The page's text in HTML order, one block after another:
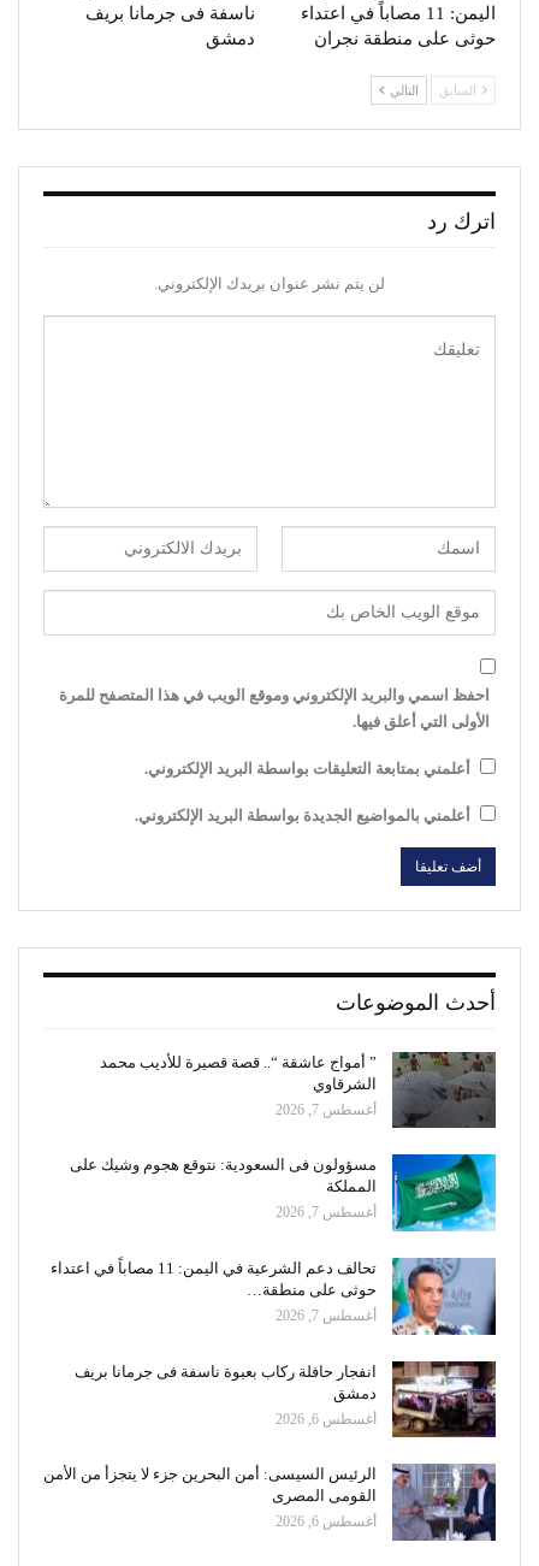
اليمن: 11 مصاباً في اعتداء
حوثى على منطقة نجران
ناسفة فى جرمانا بريف
دمشق
السابق التالي
اترك رد
لن يتم نشر عنوان بريدك الإلكتروني.
احفظ اسمي والبريد الإلكتروني وموقع الويب في هذا المتصفح للمرة
الأولى التي أعلق فيها.
أعلمني بمتابعة التعليقات بواسطة البريد الإلكتروني.
أعلمني بالمواضيع الجديدة بواسطة البريد الإلكتروني.
أحدث الموضوعات
” أمواج عاشقة “.. قصة قصيرة للأديب محمد
الشرقاوي
أغسطس 7, 2026
مسؤولون فى السعودية: نتوقع هجوم وشيك على
المملكة
أغسطس 7, 2026
تحالف دعم الشرعية في اليمن: 11 مصاباً في اعتداء
حوثى على منطقة…
أغسطس 7, 2026
انفجار حافلة ركاب بعبوة ناسفة فى جرمانا بريف
دمشق
أغسطس 6, 2026
الرئيس السيسى: أمن البحرين جزء لا يتجزأ من الأمن
القومى المصرى
أغسطس 6, 2026